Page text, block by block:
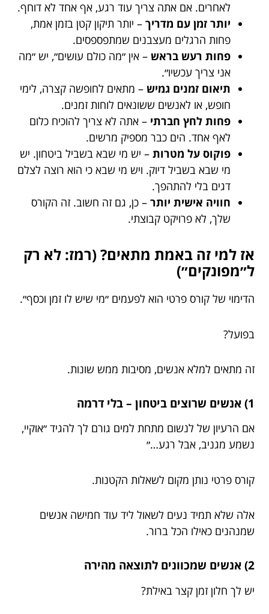
לאחרים. אם אתה צריך עוד רגע, אף אחד לא דוחף.
יותר זמן עם מדריך – יותר תיקון קטן בזמן אמת,
פחות הרגלים מעצבנים שמתפספסים.
פחות רעש בראש – אין ״מה כולם עושים״, יש ״מה
אני צריך עכשיו״.
תיאום זמנים גמיש – מתאים לחופשה קצרה, לימי
חופש, או לאנשים ששונאים לוחות זמנים.
פחות לחץ חברתי – אתה לא צריך להוכיח כלום
לאף אחד. הים כבר מספיק מרשים.
פוקוס על מטרות – יש מי שבא בשביל ביטחון. יש
מי שבא בשביל דיוק. ויש מי שבא כי הוא רוצה לצלם
דגים בלי להתהפך.
חוויה אישית יותר – כן, גם זה חשוב. זה הקורס
שלך, לא פרויקט קבוצתי.
אז למי זה באמת מתאים? (רמז: לא רק
ל״מפונקים״)
הדימוי של קורס פרטי הוא לפעמים ״מי שיש לו זמן וכסף״.
בפועל?
זה מתאים למלא אנשים, מסיבות ממש שונות.
1) אנשים שרוצים ביטחון – בלי דרמה
אם הרעיון של לנשום מתחת למים גורם לך להגיד ״אוקיי,
נשמע מגניב, אבל רגע…״
קורס פרטי נותן מקום לשאלות הקטנות.
אלה שלא תמיד נעים לשאול ליד עוד חמישה אנשים
שמנהנים כאילו הכל ברור.
2) אנשים שמכוונים לתוצאה מהירה
יש לך חלון זמן קצר באילת?